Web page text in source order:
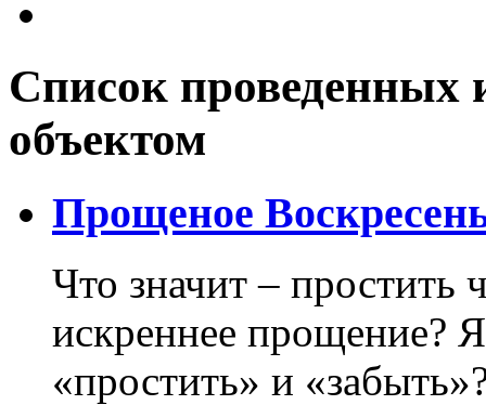
Список проведенных
объектом
Прощеное
Что значит – простить
искреннее прощение?
«простить» и